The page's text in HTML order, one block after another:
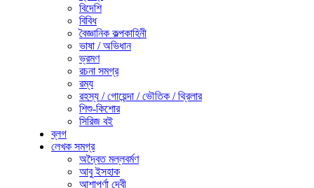
বিদেশি
বিবিধ
বৈজ্ঞানিক কল্পকাহিনী
ভাষা / অভিধান
ভ্রমণ
রচনা সমগ্র
রম্য
রহস্য / গোয়েন্দা / ভৌতিক / থ্রিলার
শিশু-কিশোর
সিরিজ বই
ব্লগ
লেখক সমগ্র
অদ্বৈত মল্লবর্মণ
আবু ইসহাক
আশাপূর্ণা দেবী